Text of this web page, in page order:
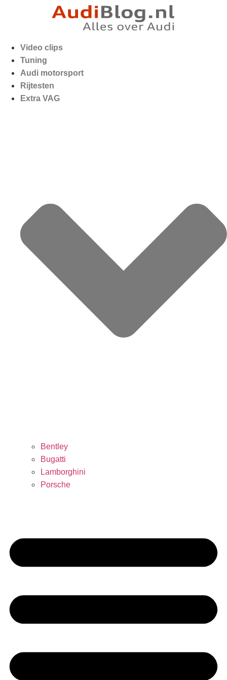
Video clips
Tuning
Audi motorsport
Rijtesten
Extra VAG
Bentley
Bugatti
Lamborghini
Porsche